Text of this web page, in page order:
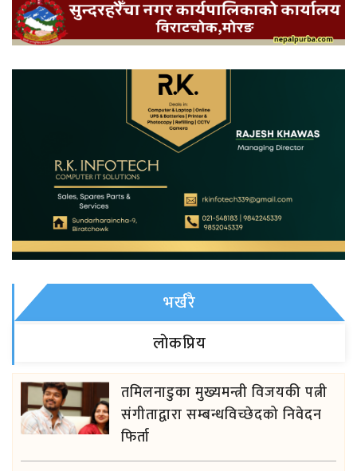
भर्खरै
लाेकप्रिय
तमिलनाडुका मुख्यमन्त्री विजयकी पत्नी
संगीताद्वारा सम्बन्धविच्छेदको निवेदन
फिर्ता